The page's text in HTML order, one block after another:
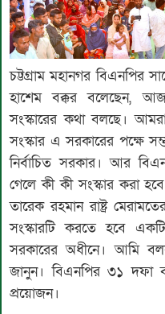
চট্টগ্রাম মহানগর বিএন‌পির
হা‌শেম বক্কর ব‌লে‌ছেন,
সংস্কারের কথা বলছে।
সংস্কার এ সরকারের পক্ষে
নির্বাচিত সরকার। আর
গেলে কী কী সংস্কার করা হবে
তারেক রহমান রাষ্ট্র
সংস্কারটি করতে হবে
সরকারের অধীনে। আমি
জানুন। বিএনপির ৩১ দফা
প্রয়োজন।